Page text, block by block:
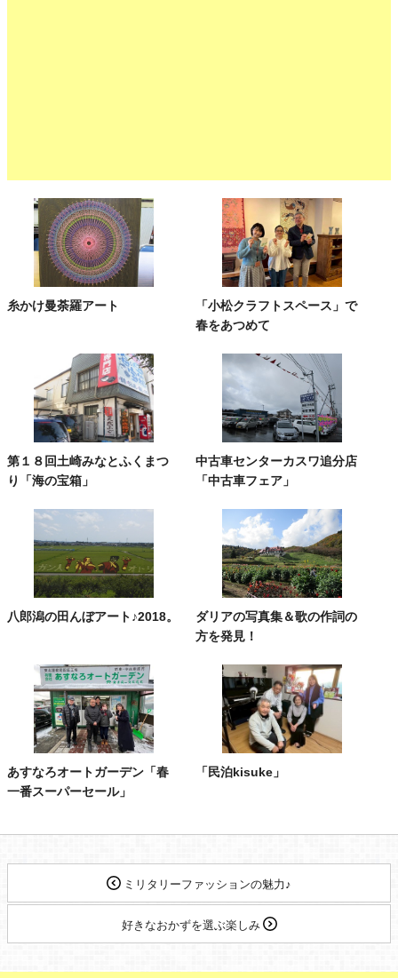
糸かけ曼荼羅アート
「小松クラフトスペース」で
春をあつめて
第１８回土崎みなとふくまつ
り「海の宝箱」
中古車センターカスワ追分店
「中古車フェア」
八郎潟の田んぼアート♪2018。
ダリアの写真集＆歌の作詞の
方を発見！
あすなろオートガーデン「春
一番スーパーセール」
「民泊kisuke」
ミリタリーファッションの魅力♪
好きなおかずを選ぶ楽しみ